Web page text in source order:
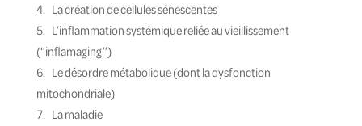
La création de cellules sénescentes
L’inflammation systémique reliée au vieillissement
(‘’inflamaging’’)
Le désordre métabolique (dont la dysfonction
mitochondriale)
La maladie